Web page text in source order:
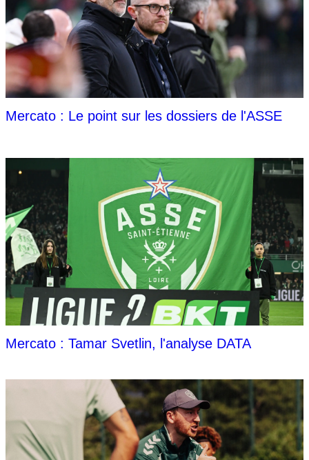
Mercato : Le point sur les dossiers de l'ASSE
Mercato : Tamar Svetlin, l'analyse DATA